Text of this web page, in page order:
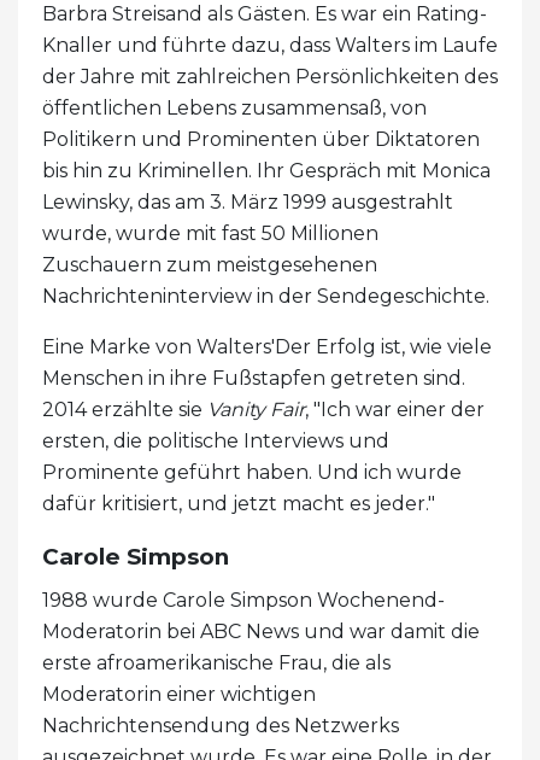
Barbra Streisand als Gästen. Es war ein Rating-
Knaller und führte dazu, dass Walters im Laufe
der Jahre mit zahlreichen Persönlichkeiten des
öffentlichen Lebens zusammensaß, von
Politikern und Prominenten über Diktatoren
bis hin zu Kriminellen. Ihr Gespräch mit Monica
Lewinsky, das am 3. März 1999 ausgestrahlt
wurde, wurde mit fast 50 Millionen
Zuschauern zum meistgesehenen
Nachrichteninterview in der Sendegeschichte.
Eine Marke von Walters'Der Erfolg ist, wie viele
Menschen in ihre Fußstapfen getreten sind.
2014 erzählte sie Vanity Fair, "Ich war einer der
ersten, die politische Interviews und
Prominente geführt haben. Und ich wurde
dafür kritisiert, und jetzt macht es jeder."
Carole Simpson
1988 wurde Carole Simpson Wochenend-
Moderatorin bei ABC News und war damit die
erste afroamerikanische Frau, die als
Moderatorin einer wichtigen
Nachrichtensendung des Netzwerks